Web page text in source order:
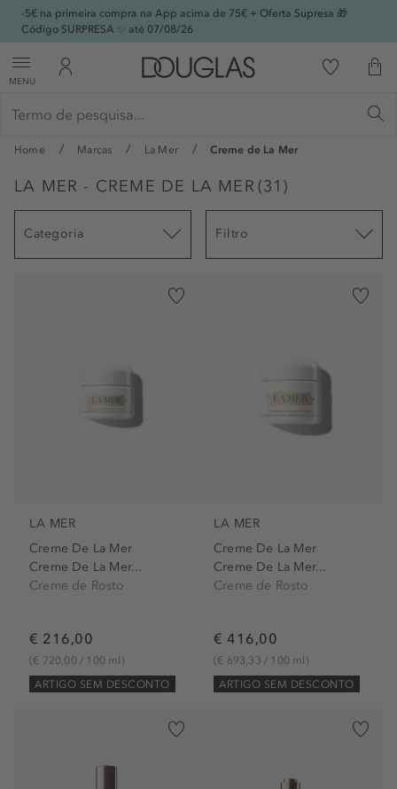
-5€ na primeira compra na App acima de 75€ + Oferta Supresa 🎁
Código SURPRESA ✨ até 07/08/26
MENU
Home Marcas La Mer Creme de La Mer
LA MER - CREME DE LA MER (31 )
Categoria Filtro
LA MER
Creme De La Mer
Creme De La Mer...
Creme de Rosto
€ 216,00
(€ 720,00 / 100 ml)
ARTIGO SEM DESCONTO
LA MER
Creme De La Mer
Creme De La Mer...
Creme de Rosto
€ 416,00
(€ 693,33 / 100 ml)
ARTIGO SEM DESCONTO